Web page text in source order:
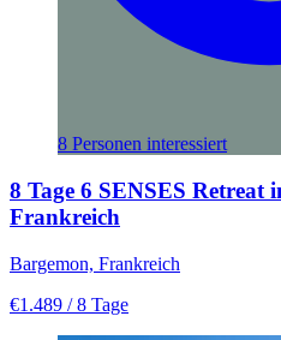
8 Personen interessiert
8 Tage 6 SENSES Retreat
Frankreich
Bargemon, Frankreich
€1.489 / 8 Tage